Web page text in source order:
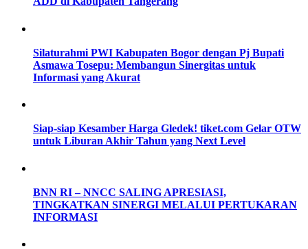
Silaturahmi PWI Kabupaten Bogor dengan Pj Bupati
Asmawa Tosepu: Membangun Sinergitas untuk
Informasi yang Akurat
Siap-siap Kesamber Harga Gledek! tiket.com Gelar OTW
untuk Liburan Akhir Tahun yang Next Level
BNN RI – NNCC SALING APRESIASI,
TINGKATKAN SINERGI MELALUI PERTUKARAN
INFORMASI